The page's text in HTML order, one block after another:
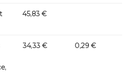
45,83 €
34,33 € 0,29 €